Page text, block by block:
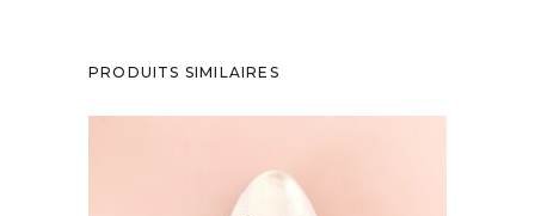
PRODUITS SIMILAIRES